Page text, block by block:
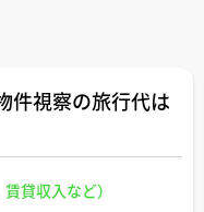
件視察の旅行代は
貸収入など）